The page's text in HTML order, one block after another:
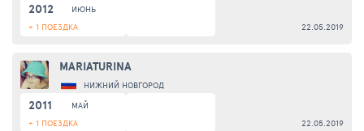
2012
ИЮНЬ
+ 1 ПОЕЗДКА
22.05.2019
MARIATURINA
НИЖНИЙ НОВГОРОД
2011
МАЙ
+ 1 ПОЕЗДКА
22.05.2019